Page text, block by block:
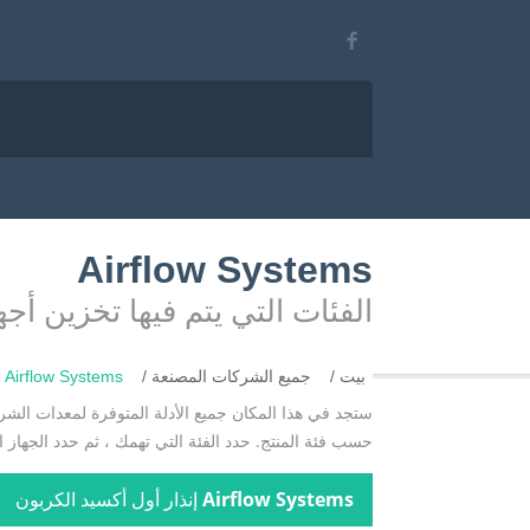
Airflow Systems
الفئات التي يتم فيها تخزين
بيت جميع الشركات المصنعة Airflow Systems
ستجد في هذا المكان جميع الأدلة المتوفرة لمعدات
حسب فئة المنتج. حدد الفئة التي تهمك ، ثم حدد
Airflow Systems إنذار أول أكسيد الكربون